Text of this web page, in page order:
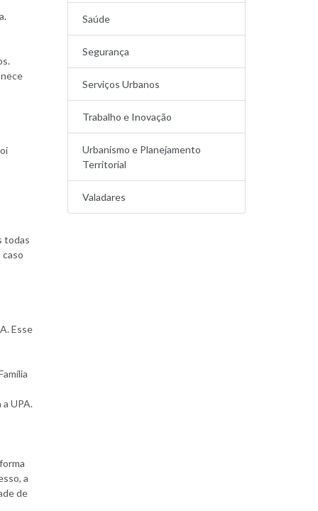
todas
Esse
UPA.
a
de
Saúde
Segurança
Serviços Urbanos
Trabalho e Inovação
Urbanismo e Planejamento
Territorial
Valadares